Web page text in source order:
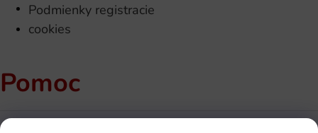
Podmienky registracie
cookies
Pomoc